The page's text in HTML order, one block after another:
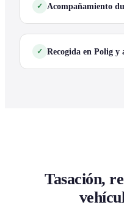
Acompañamiento
Recogida en Polig y
Tasación,